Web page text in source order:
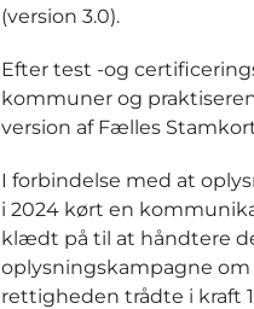
(version 3.0).
Efter test -og
kommuner og
version af Fælles
I forbindelse med at
i 2024 kørt en
klædt på til at håndtere
oplysningskampagne
rettigheden trådte i kraft